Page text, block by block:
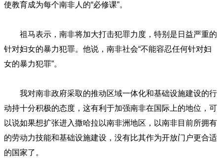
使教育成为每个南非人的“必修课”。
祖马表示，南非将加大打击犯罪力度，特别是日益严重的
针对妇女的暴力犯罪。他说，南非社会“不能容忍任何针对妇
女的暴力犯罪”。
我对南非政府采取的推动区域一体化和基础设施建设的行
动持十分积极的态度，这有利于加强南非在国际上的地位，可
以说如果想扩张进入撒哈拉以南非洲地区，以南非目前所拥有
的劳动力技能和基础设施建设，没有比其作为开放门户更合适
的国家了。